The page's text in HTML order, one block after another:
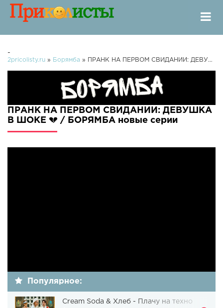
-
2pricolisty.ru » Борямба » ПРАНК НА ПЕРВОМ СВИДАНИИ: ДЕВУШКА В ШОКЕ 💔 / БОРЯМБА
ПРАНК НА ПЕРВОМ СВИДАНИИ: ДЕВУШКА
В ШОКЕ 💔 / БОРЯМБА новые серии
Популярное:
Cream Soda & Хлеб - Плачу на техно